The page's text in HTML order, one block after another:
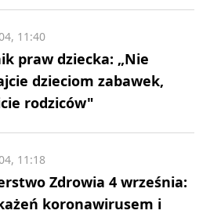
praw dziecka: „Nie
dzieciom zabawek,
rodziców"
11:40
Zdrowia 4 września:
koronawirusem i
11:18